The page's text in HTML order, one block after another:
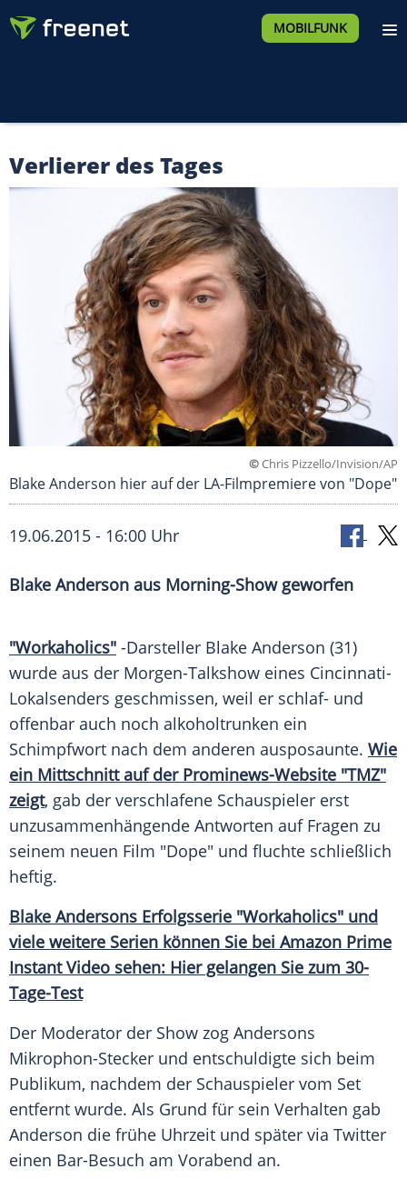
MOBILFUNK
Verlierer des Tages
©Chris Pizzello/Invision/AP
Blake Anderson hier auf der LA-Filmpremiere von "Dope"
19.06.2015 - 16:00 Uhr
Blake Anderson aus Morning-Show geworfen
"Workaholics" -Darsteller Blake Anderson (31)
wurde aus der Morgen-Talkshow eines Cincinnati-
Lokalsenders geschmissen, weil er schlaf- und
offenbar auch noch alkoholtrunken ein
Schimpfwort nach dem anderen ausposaunte. Wie
ein Mittschnitt auf der Prominews-Website "TMZ"
zeigt, gab der verschlafene Schauspieler erst
unzusammenhängende Antworten auf Fragen zu
seinem neuen Film "Dope" und fluchte schließlich
heftig.
Blake Andersons Erfolgsserie "Workaholics" und
viele weitere Serien können Sie bei Amazon Prime
Instant Video sehen: Hier gelangen Sie zum 30-
Tage-Test
Der Moderator der Show zog Andersons
Mikrophon-Stecker und entschuldigte sich beim
Publikum, nachdem der Schauspieler vom Set
entfernt wurde. Als Grund für sein Verhalten gab
Anderson die frühe Uhrzeit und später via Twitter
einen Bar-Besuch am Vorabend an.